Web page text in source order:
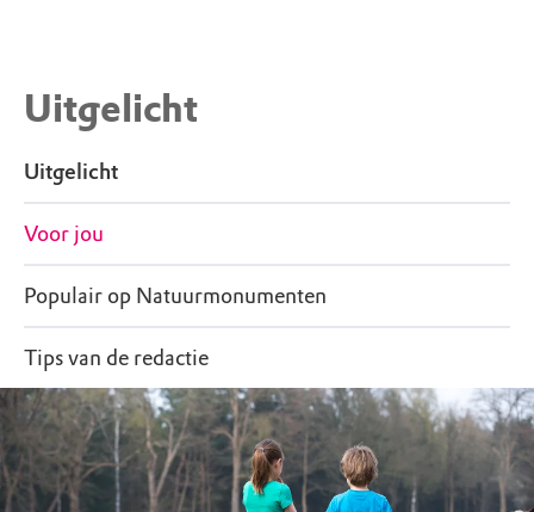
Uitgelicht
Uitgelicht
Voor jou
Populair op Natuurmonumenten
Tips van de redactie